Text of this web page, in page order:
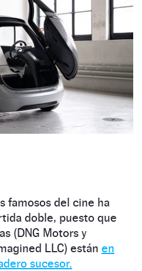
famosos del cine ha
doble, puesto que
(DNG Motors y
LLC) están en
sucesor.